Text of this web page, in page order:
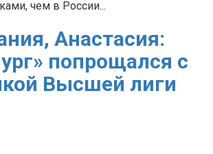
чем в России...
Анастасия:
попрощался с
Высшей лиги